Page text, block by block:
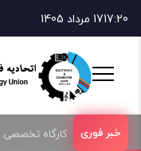
17:2017 مرداد 1405